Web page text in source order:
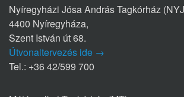
Nyíregyházi Jósa András Tagkórház
4400 Nyíregyháza,
Szent István út 68.
Útvonaltervezés ide →
Tel.: +36 42/599 700